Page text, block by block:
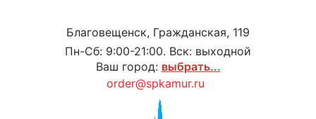
Благовещенск, Гражданская, 119
Пн-Сб: 9:00-21:00. Вск: выходной
Ваш город: выбрать...
order@spkamur.ru